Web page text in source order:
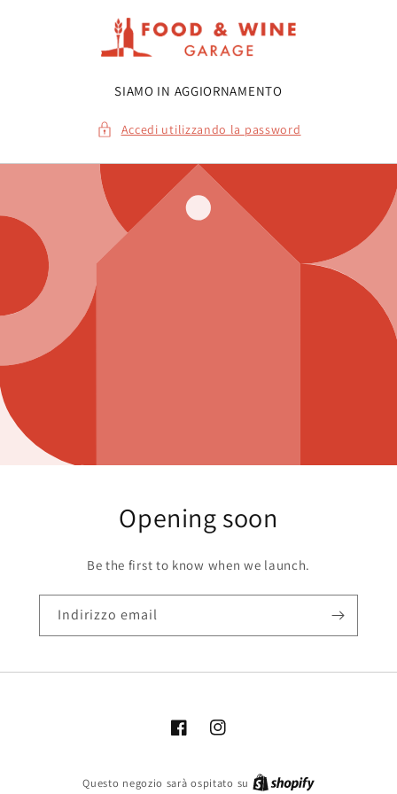
SIAMO IN AGGIORNAMENTO
Accedi utilizzando la password
Opening soon
Be the first to know when we launch.
Indirizzo email
FacebookInstagram
Questo negozio sarà ospitato su